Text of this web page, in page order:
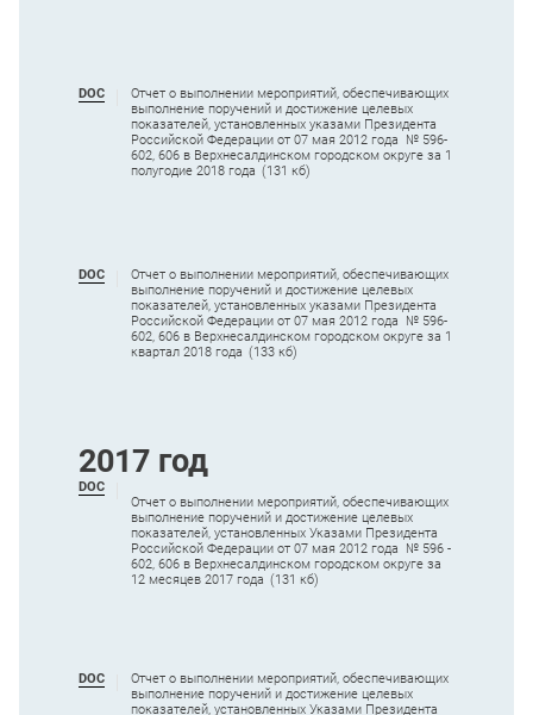
DOC
Отчет о выполнении мероприятий, обеспечивающих
выполнение поручений и достижение целевых
показателей, установленных указами Президента
Российской Федерации от 07 мая 2012 года № 596-
602, 606 в Верхнесалдинском городском округе за 1
полугодие 2018 года (131 кб)
DOC
Отчет о выполнении мероприятий, обеспечивающих
выполнение поручений и достижение целевых
показателей, установленных указами Президента
Российской Федерации от 07 мая 2012 года № 596-
602, 606 в Верхнесалдинском городском округе за 1
квартал 2018 года (133 кб)
2017 год
DOC
Отчет о выполнении мероприятий, обеспечивающих
выполнение поручений и достижение целевых
показателей, установленных Указами Президента
Российской Федерации от 07 мая 2012 года № 596 -
602, 606 в Верхнесалдинском городском округе за
12 месяцев 2017 года (131 кб)
DOC
Отчет о выполнении мероприятий, обеспечивающих
выполнение поручений и достижение целевых
показателей, установленных Указами Президента